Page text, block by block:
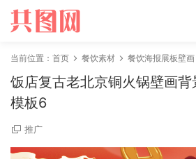
当前位置： 首页 餐饮素材 餐饮海报展板壁画
饭店复古老北京铜火锅壁画
模板6
推广